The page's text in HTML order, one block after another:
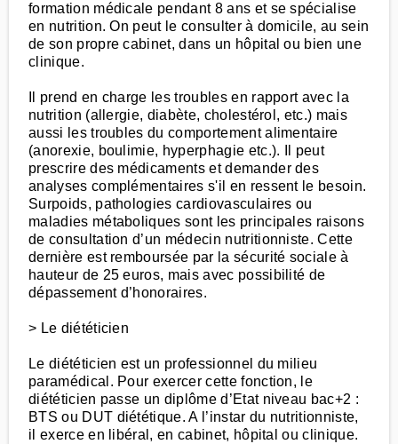
formation médicale pendant 8 ans et se spécialise
en nutrition. On peut le consulter à domicile, au sein
de son propre cabinet, dans un hôpital ou bien une
clinique.
Il prend en charge les troubles en rapport avec la
nutrition (allergie, diabète, cholestérol, etc.) mais
aussi les troubles du comportement alimentaire
(anorexie, boulimie, hyperphagie etc.). Il peut
prescrire des médicaments et demander des
analyses complémentaires s'il en ressent le besoin.
Surpoids, pathologies cardiovasculaires ou
maladies métaboliques sont les principales raisons
de consultation d’un médecin nutritionniste. Cette
dernière est remboursée par la sécurité sociale à
hauteur de 25 euros, mais avec possibilité de
dépassement d’honoraires.
> Le diététicien
Le diététicien est un professionnel du milieu
paramédical. Pour exercer cette fonction, le
diététicien passe un diplôme d’Etat niveau bac+2 :
BTS ou DUT diététique. A l’instar du nutritionniste,
il exerce en libéral, en cabinet, hôpital ou clinique.